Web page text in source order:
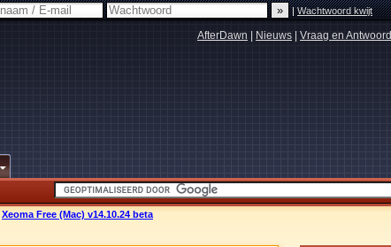
|Wachtwoord kwijt
AfterDawn Nieuws Vraag en Antwoord
Xeoma Free (Mac) v14.10.24 beta